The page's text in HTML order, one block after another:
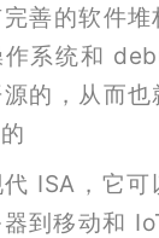
善的软件
作系统和
的，从而
ISA，它可
到移动和